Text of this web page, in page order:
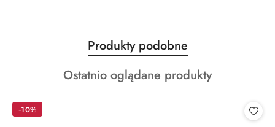
Pomiń karuzelę produktów
Produkty
o
statusie:
Produkty podobne
Produkty
Ostatnio oglądane produkty
-10%